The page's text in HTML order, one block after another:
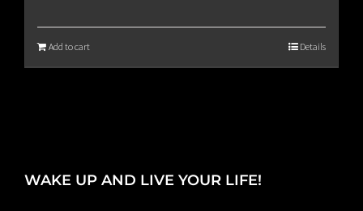
Add to cart Details
WAKE UP AND LIVE YOUR LIFE!